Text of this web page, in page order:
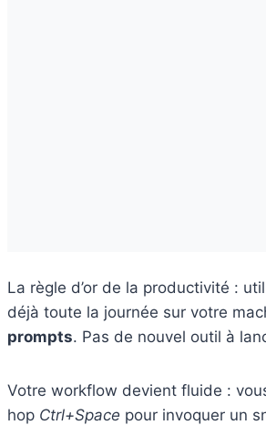
La règle d’or de la productivité :
déjà toute la journée sur votre
prompts. Pas de nouvel outil à
Votre workflow devient fluide :
hop Ctrl+Space pour invoquer un